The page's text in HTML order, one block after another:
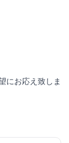
にお応え致しま